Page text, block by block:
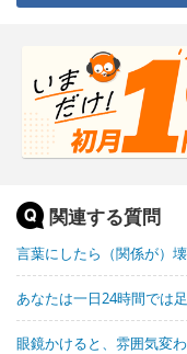
関連する質問
言葉にしたら（関係が）
あなたは一日24時間では
眼鏡かけると、雰囲気変